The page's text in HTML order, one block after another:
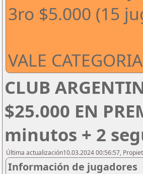
3ro $5.000 (15
VALE
CLUB
$25.000 EN
minutos + 2
Última actualización10.03.2024 00:56:57,
Información de jugadores